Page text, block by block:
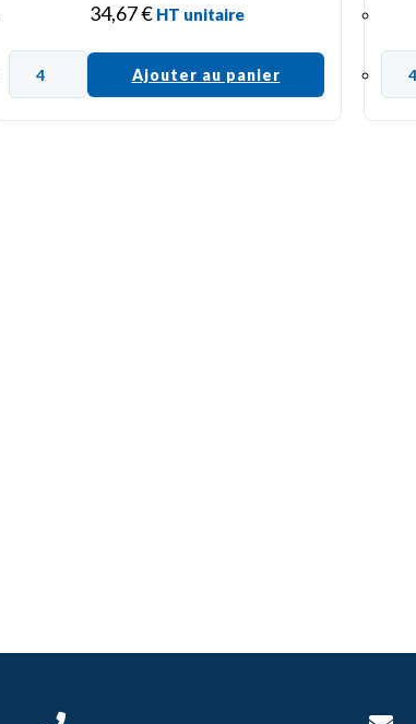
34,67€ HT unitaire
Ajouter au panier